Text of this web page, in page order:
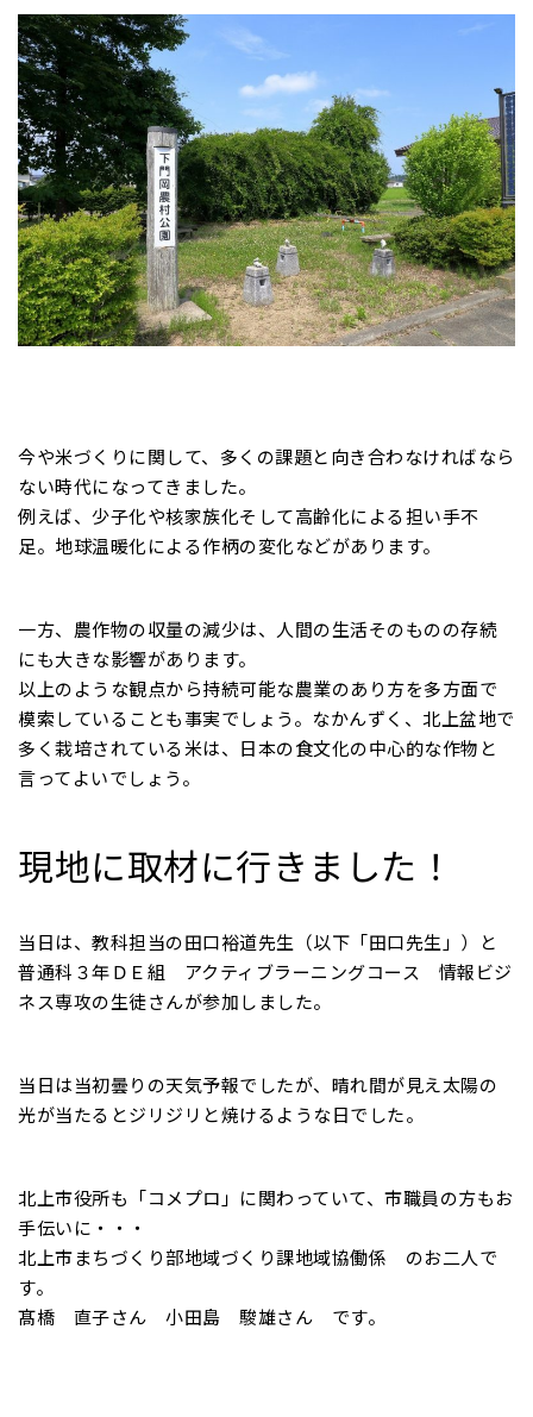
今や米づくりに関して、多くの課題と向き合わなければなら
ない時代になってきました。
例えば、少子化や核家族化そして高齢化による担い手不
足。地球温暖化による作柄の変化などがあります。
一方、農作物の収量の減少は、人間の生活そのものの存続
にも大きな影響があります。
以上のような観点から持続可能な農業のあり方を多方面で
模索していることも事実でしょう。なかんずく、北上盆地で
多く栽培されている米は、日本の食文化の中心的な作物と
言ってよいでしょう。
現地に取材に行きました！
当日は、教科担当の田口裕道先生（以下「田口先生」）と
普通科３年ＤＥ組 アクティブラーニングコース 情報ビジ
ネス専攻の生徒さんが参加しました。
当日は当初曇りの天気予報でしたが、晴れ間が見え太陽の
光が当たるとジリジリと焼けるような日でした。
北上市役所も「コメプロ」に関わっていて、市職員の方もお
手伝いに・・・
北上市まちづくり部地域づくり課地域協働係 のお二人で
す。
髙橋 直子さん 小田島 駿雄さん です。